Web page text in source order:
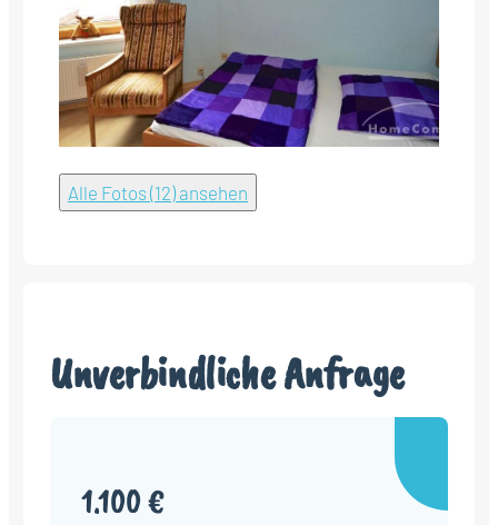
Alle Fotos (12) ansehen
Unverbindliche Anfrage
1.100 €